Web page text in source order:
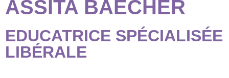
ASSITA BAECHER
EDUCATRICE SPÉCIALISÉE
LIBÉRALE